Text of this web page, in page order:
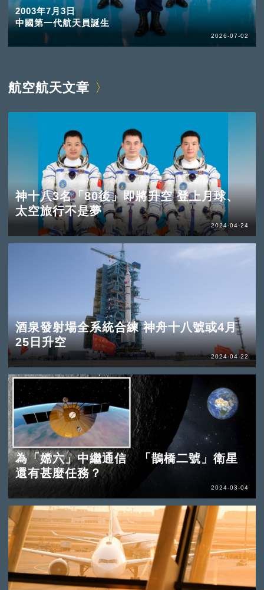
2003年7月3日
中國第一代航天員誕生
2026-07-02
航空航天文章
神十八3名「80後」即將升空 登上月球、
太空旅行不是夢
2024-04-24
酒泉發射場全系統合練 神舟十八號或4月
25日升空
2024-04-22
為「嫦六」中繼通信 「鵲橋二號」衛星
還有甚麼任務？
2024-03-04